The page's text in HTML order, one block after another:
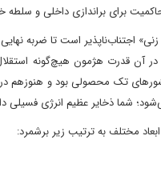
برای براندازی داخلی و سلطه
اجتناب‌ناپذیر است تا ضربه
آن قدرت هژمون هیچ‌گونه
تک محصولی بود و هنوزهم در
شما ذخایر عظیم انرژی فسیلی
مختلف به ترتیب زیر برشمرد: